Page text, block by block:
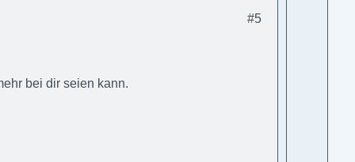
#5
bei dir seien kann.